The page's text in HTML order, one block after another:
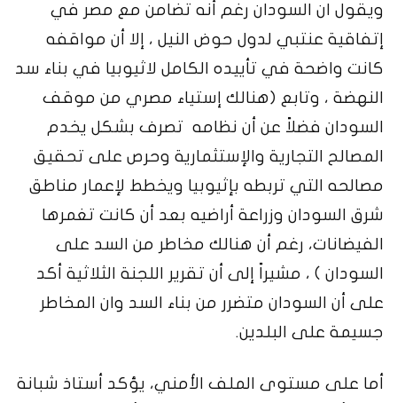
ويقول ان السودان رغم أنه تضامن مع مصر في
إتفاقية عنتبي لدول حوض النيل ، إلا أن مواقفه
كانت واضحة في تأييده الكامل لاثيوبيا في بناء سد
النهضة ، وتابع (هنالك إستياء مصري من موقف
السودان فضلاً عن أن نظامه تصرف بشكل يخدم
المصالح التجارية والإستثمارية وحرص على تحقيق
مصالحه التي تربطه بإثيوبيا ويخطط لإعمار مناطق
شرق السودان وزراعة أراضيه بعد أن كانت تغمرها
الفيضانات، رغم أن هنالك مخاطر من السد على
السودان ) ، مشيراً إلى أن تقرير اللجنة الثلاثية أكد
على أن السودان متضرر من بناء السد وان المخاطر
جسيمة على البلدين.
أما على مستوى الملف الأمني، يؤكد أستاذ شبانة